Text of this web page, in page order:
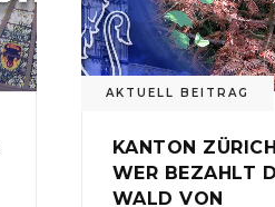
AKTUELL BEITRAG
KANTON
WER BEZAHLT
WALD VON